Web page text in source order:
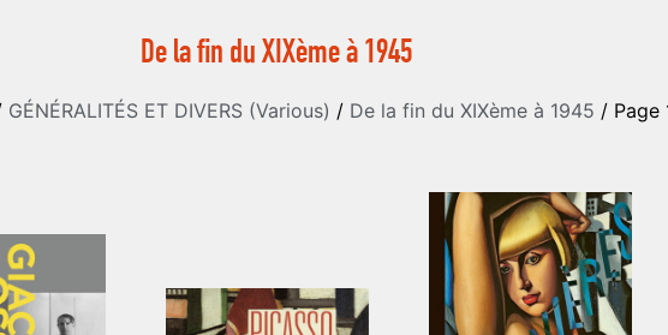
De la fin du XIXème à 1945
GÉNÉRALITÉS ET DIVERS (Various) / De la fin du XIXème à 1945 / Page